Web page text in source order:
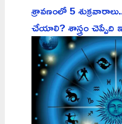
శ్రావణంలో 5 శుక్రవారాలు..
చేయాలి? శాస్త్రం చెప్పేది